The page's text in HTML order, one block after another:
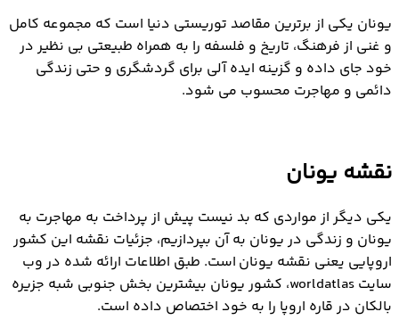
یونان یکی از برترین مقاصد توریستی دنیا است که مجموعه کامل
و غنی از فرهنگ، تاریخ و فلسفه را به همراه طبیعتی بی نظیر در
خود جای داده و گزینه ایده آلی برای گردشگری و حتی زندگی
دائمی و مهاجرت محسوب می شود.
نقشه یونان
یکی دیگر از مواردی که بد نیست پیش از پرداخت به مهاجرت به
یونان و زندگی در یونان به آن بپردازیم، جزئیات نقشه این کشور
اروپایی یعنی نقشه یونان است. طبق اطلاعات ارائه شده در وب
سایت worldatlas، کشور یونان بیشترین بخش جنوبی شبه جزیره
بالکان در قاره اروپا را به خود اختصاص داده است.